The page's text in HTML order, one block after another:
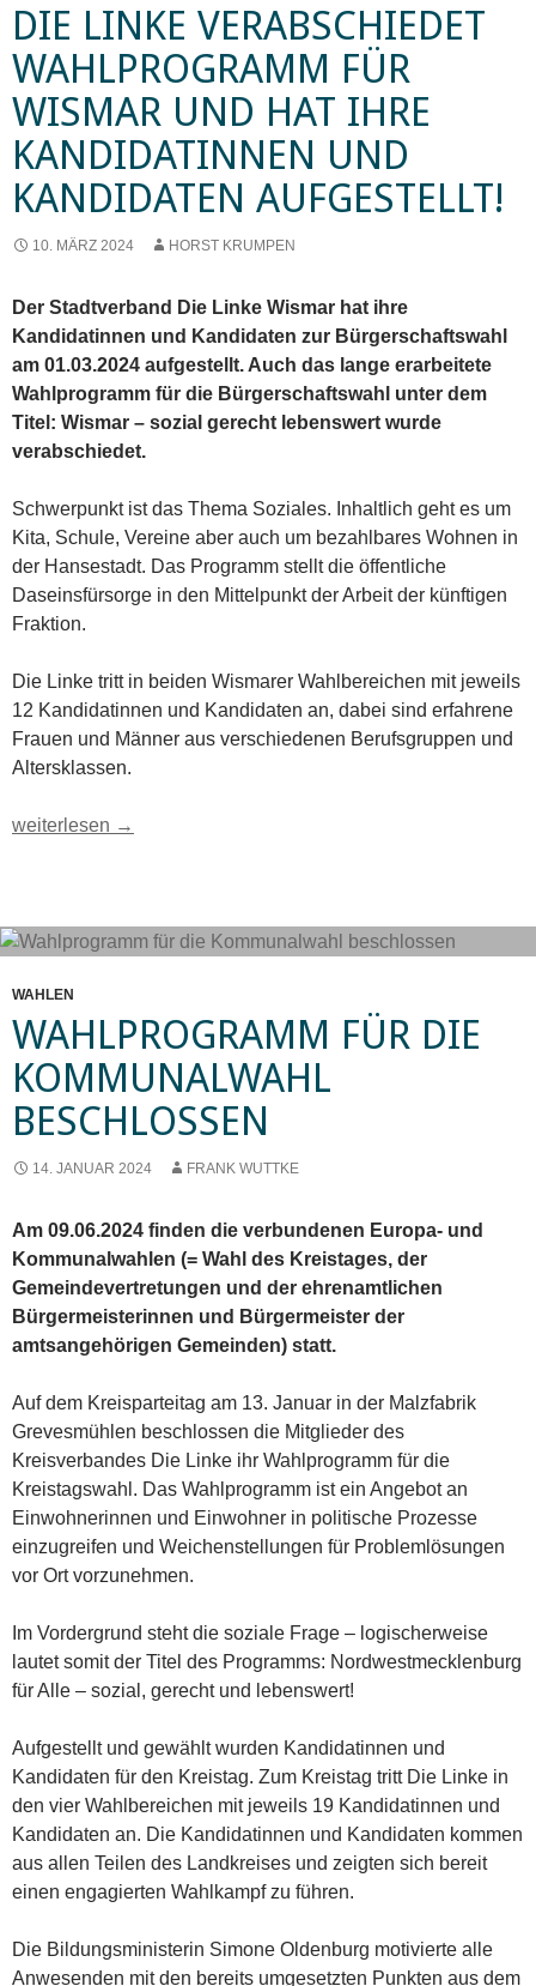
DIE LINKE VERABSCHIEDET
WAHLPROGRAMM FÜR
WISMAR UND HAT IHRE
KANDIDATINNEN UND
KANDIDATEN AUFGESTELLT!
10. MÄRZ 2024 HORST KRUMPEN
Der Stadtverband Die Linke Wismar hat ihre
Kandidatinnen und Kandidaten zur Bürgerschaftswahl
am 01.03.2024 aufgestellt. Auch das lange erarbeitete
Wahlprogramm für die Bürgerschaftswahl unter dem
Titel: Wismar – sozial gerecht lebenswert wurde
verabschiedet.
Schwerpunkt ist das Thema Soziales. Inhaltlich geht es um
Kita, Schule, Vereine aber auch um bezahlbares Wohnen in
der Hansestadt. Das Programm stellt die öffentliche
Daseinsfürsorge in den Mittelpunkt der Arbeit der künftigen
Fraktion.
Die Linke tritt in beiden Wismarer Wahlbereichen mit jeweils
12 Kandidatinnen und Kandidaten an, dabei sind erfahrene
Frauen und Männer aus verschiedenen Berufsgruppen und
Altersklassen.
Die Linke verabschiedet Wahlprogramm für Wismar und hat
weiterlesen →
WAHLEN
WAHLPROGRAMM FÜR DIE
KOMMUNALWAHL
BESCHLOSSEN
14. JANUAR 2024 FRANK WUTTKE
Am 09.06.2024 finden die verbundenen Europa- und
Kommunalwahlen (= Wahl des Kreistages, der
Gemeindevertretungen und der ehrenamtlichen
Bürgermeisterinnen und Bürgermeister der
amtsangehörigen Gemeinden) statt.
Auf dem Kreisparteitag am 13. Januar in der Malzfabrik
Grevesmühlen beschlossen die Mitglieder des
Kreisverbandes Die Linke ihr Wahlprogramm für die
Kreistagswahl. Das Wahlprogramm ist ein Angebot an
Einwohnerinnen und Einwohner in politische Prozesse
einzugreifen und Weichenstellungen für Problemlösungen
vor Ort vorzunehmen.
Im Vordergrund steht die soziale Frage – logischerweise
lautet somit der Titel des Programms: Nordwestmecklenburg
für Alle – sozial, gerecht und lebenswert!
Aufgestellt und gewählt wurden Kandidatinnen und
Kandidaten für den Kreistag. Zum Kreistag tritt Die Linke in
den vier Wahlbereichen mit jeweils 19 Kandidatinnen und
Kandidaten an. Die Kandidatinnen und Kandidaten kommen
aus allen Teilen des Landkreises und zeigten sich bereit
einen engagierten Wahlkampf zu führen.
Die Bildungsministerin Simone Oldenburg motivierte alle
Anwesenden mit den bereits umgesetzten Punkten aus dem